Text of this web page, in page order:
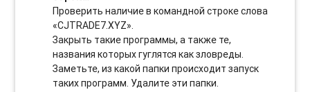
Проверить наличие в командной строке слова
«CJTRADE7.XYZ».
Закрыть такие программы, а также те,
названия которых гуглятся как зловреды.
Заметьте, из какой папки происходит запуск
таких программ. Удалите эти папки.